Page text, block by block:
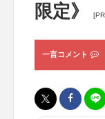
限定》
一言コメント